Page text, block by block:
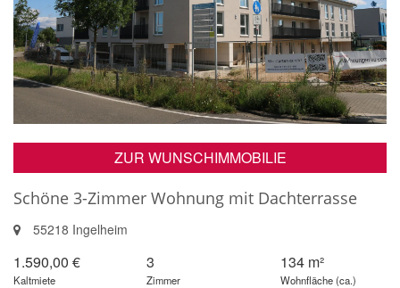
ZUR WUNSCHIMMOBILIE
Schöne 3-Zimmer Wohnung mit Dachterrasse
55218 Ingelheim
1.590,00 €
Kaltmiete
3
Zimmer
134 m²
Wohnfläche (ca.)